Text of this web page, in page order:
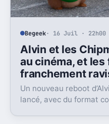
Begeek· 16 Juil · 22h00
Alvin et les
au cinéma, et
franchement
Un nouveau reboot
lancé, avec du format